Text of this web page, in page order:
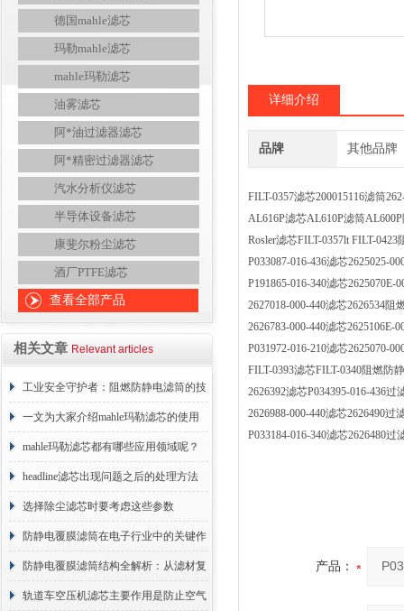
德国mahle滤芯
玛勒mahle滤芯
mahle玛勒滤芯
油雾滤芯
阿*油过滤器滤芯
阿*精密过滤器滤芯
汽水分析仪滤芯
半导体设备滤芯
康斐尔粉尘滤芯
酒厂PTFE滤芯
查看全部产品
相关文章 Relevant articles
工业安全守护者：阻燃防静电滤筒的技
术原理与应用解析
一文为大家介绍mahle玛勒滤芯的使用
原理
mahle玛勒滤芯都有哪些应用领域呢？
headline滤芯出现问题之后的处理方法
分享
选择除尘滤芯时要考虑这些参数
防静电覆膜滤筒在电子行业中的关键作
用
防静电覆膜滤筒结构全解析：从滤材复
合到整体成型
轨道车空压机滤芯主要作用是防止空气
详细介绍
品牌 其他品牌
FILT-0357滤芯200015116滤筒
AL616P滤芯AL610P滤筒
Rosler滤芯FILT-0357lt FILT-
P033087-016-436滤芯2625025-
P191865-016-340滤芯2625070E-
2627018-000-440滤芯2626534
2626783-000-440滤芯2625106E-
P031972-016-210滤芯2625070-
FILT-0393滤芯FILT-0340阻燃防
2626392滤芯P034395-016-436过
2626988-000-440滤芯2626490过
P033184-016-340滤芯2626480过
产品：